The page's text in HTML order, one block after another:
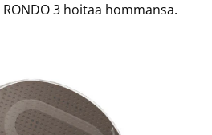
3 hoitaa hommansa.